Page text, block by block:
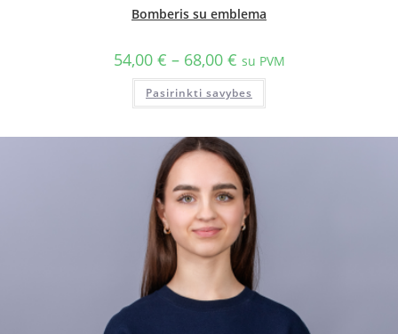
Bomberis su emblema
54,00 € – 68,00 € su PVM
Pasirinkti savybes